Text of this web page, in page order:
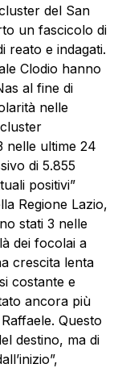
del San
un fascicolo di
reato e indagati.
Clodio hanno
al fine di
nelle
nelle ultime 24
di 5.855
positivi”
Regione Lazio,
stati 3 nelle
dei focolai a
crescita lenta
costante e
ancora più
Questo
destino, ma di